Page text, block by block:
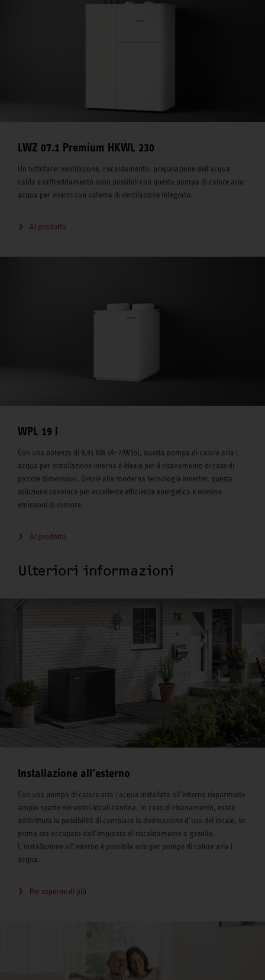
LWZ 07.1 Premium HKWL 230
Un tuttofare: ventilazione, riscaldamento, preparazione dell'acqua
calda e raffreddamento sono possibili con questa pompa di calore aria-
acqua per interni con sistema di ventilazione integrato.
Al prodotto
WPL 19 I
Con una potenza di 9,91 kW (A-7/W35), questa pompa di calore aria |
acqua per installazione interna è ideale per il risanamento di case di
piccole dimensioni. Grazie alla moderna tecnologia inverter, questa
soluzione convince per eccellente efficienza energetica e minime
emissioni di rumore.
Al prodotto
Ulteriori informazioni
Installazione all’esterno
Con una pompa di calore aria | acqua installata all’esterno risparmiate
ampio spazio nei vostri locali cantina. In caso di risanamento, esiste
addirittura la possibilità di cambiare la destinazione d’uso del locale, se
prima era occupato dall’impianto di riscaldamento a gasolio.
L’installazione all’esterno è possibile solo per pompe di calore aria |
acqua.
Per saperne di più